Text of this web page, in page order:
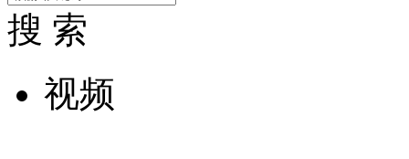
搜 索
视频